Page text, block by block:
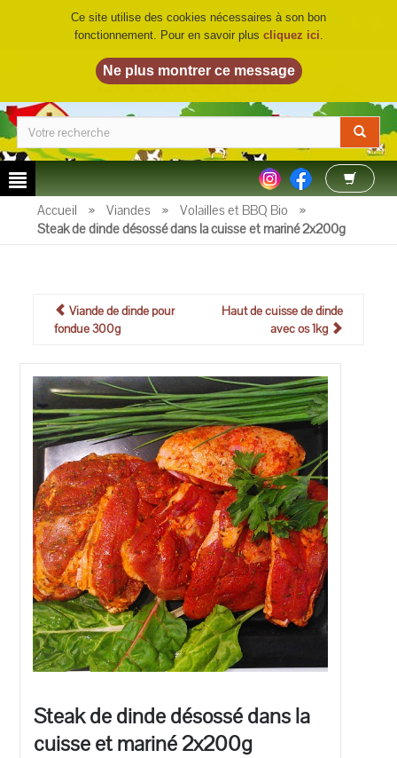
LA FERME DU BIO©
Accueil » Viandes » Volailles et BBQ Bio
»
Steak de dinde désossé dans la cuisse et mariné 2x200g
Viande de dinde pour
fondue 300g
Haut de cuisse de dinde
avec os 1kg
Steak de dinde désossé dans la
cuisse et mariné 2x200g
Ce site utilise des cookies nécessaires à son bon
fonctionnement. Pour en savoir plus cliquez ici.